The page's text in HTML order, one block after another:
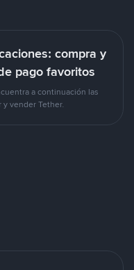
compra y
pago favoritos
a continuación las
y vender Tether.